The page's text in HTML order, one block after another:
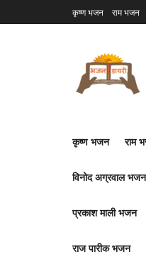
कृष्ण भजन राम भजन
कृष्ण भजन राम
विनोद अग्रवाल भजन
प्रकाश माली भजन
राज पारीक भजन